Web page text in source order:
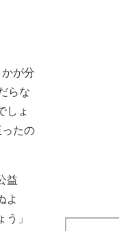
が分
らな
しょ
たの
益
よ
」